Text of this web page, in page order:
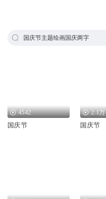
国庆节主题绘画国庆两字
4542
国庆节
2.1万
国庆节